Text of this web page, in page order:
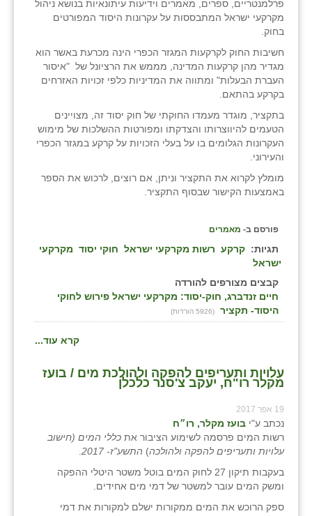
פרלמנטריים, ספרים, מאמרים וידיעות עיתונאיות בנושא ניהול
מקרקעי ישראל המתבססות על עקרונות היסוד המפורטים
בחוק.
חשיבות החוק לקרקעות המגזר הכפרי הינה מכרעת באשר הוא
מגדיר מהן קרקעות המדינה, מממש את הרציונל של "איסור
העברת הבעלות" ומתווה את המדיניות כלפי זכויות האזרחים
בקרקע בהתאם.
בתקציר, מוגדר מעמדו החוקתי של חוק יסוד זה, מצויינים
הטעמים להיווצרותו והצדקתו ומפורטות ההשלכות של מימוש
העקרונות הגלומים בו על בעלי הזכויות על קרקע במגזר הכפרי
והעירוני.
מומלץ לקרוא את התקציר וניתן, אם רוצים, לרכוש את הספר
באמצעות הקישור שבסוף התקציר.
פורסם ב- מאמרים
תגיות: קרקע רשות מקרקעי ישראל חוקי יסוד מקרקעי
ישראל
קבצים מצורפים להורדה
חיים זנדברג, חוק-יסוד: מקרקעי ישראל פירוש לחוקי
היסוד- תקציר
(5926 הורדות)
קרא עוד...
עלויות ותעריפים להפקה ולהולכת מים / בועז
מקלר רו"ח, יעקב צ'סנר כלכלן
19 אפר 2017
נכתב ע"י בועז מקלר, רו״ח
רשות המים פרסמה לשימוע הציבור את כללי המים (חישוב
עלויות ותעריפים להפקה ולהולכה) התשע"ז- 2017
בעקבות תיקון 27 לחוק המים בוטל משטר היטלי ההפקה
ומשק המים עובר למשטר של דמי מים אחידים.
ספק הרוכש את המים ממקורות ישלם למקורות את דמי
חמרה
חרב לאת
יבול (מורג)
כליל
יד השמונה
כפר אביב
כפר הרי״ף
כפר מע״ש
כפר שמריהו
מגשימים
מישר
מכורה